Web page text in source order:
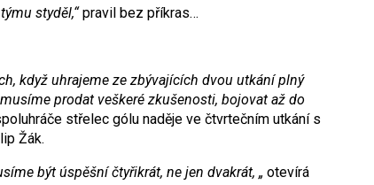
styděl,“pravil bez příkras…
když uhrajeme ze zbývajících dvou utkání plný
prodat veškeré zkušenosti, bojovat až do
střelec gólu naděje ve čtvrtečním utkání s
Žák.
být úspěšní čtyřikrát, ne jen dvakrát, „ otevírá